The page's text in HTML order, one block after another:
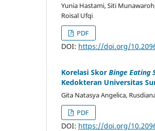
Yunia Hastami, Siti
Roisal Ufqi
PDF
DOI: https://doi.org/
Korelasi Skor Binge Eating
Kedokteran Universitas
Gita Natasya Angelica,
PDF
DOI: https://doi.org/